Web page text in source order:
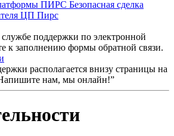
ПИРС Безопасная сделка
ЦП Пирс
службе поддержки по электронной
к заполнению формы обратной связи.
располагается внизу страницы на
нам, мы онлайн!”